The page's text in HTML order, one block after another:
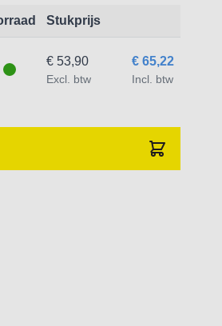
Stukprijs
€ 65,22
Incl. btw
€ 53,90
Excl. btw